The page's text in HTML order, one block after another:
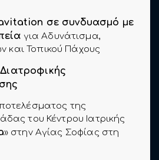
σε συνδυασμό με
για Αδυνάτισμα,
και Τοπικού Πάχους
της
του Κέντρου Ιατρικής
» στην Αγίας Σοφίας στη